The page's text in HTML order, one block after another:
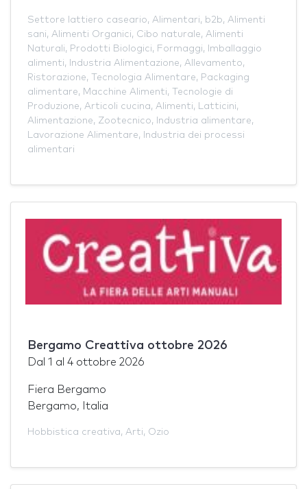
Settore lattiero caseario, Alimentari, b2b, Alimenti
sani, Alimenti Organici, Cibo naturale, Alimenti
Naturali, Prodotti Biologici, Formaggi,
Imballaggio
alimenti, Industria Alimentazione, Allevamento,
Ristorazione, Tecnologia Alimentare, Packaging
alimentare, Macchine Alimenti, Tecnologie di
Produzione, Articoli cucina, Alimenti, Latticini,
Alimentazione, Zootecnico, Industria alimentare,
Lavorazione Alimentare,
Industria dei processi
alimentari
Bergamo Creattiva ottobre 2026
Dal 1 al 4 ottobre 2026
Fiera Bergamo
Bergamo, Italia
Hobbistica creativa, Arti, Ozio